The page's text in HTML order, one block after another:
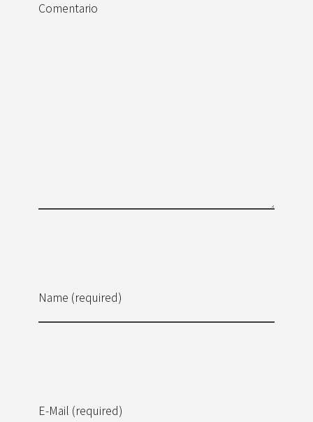
Name (required)
E-Mail (required)
Comentario